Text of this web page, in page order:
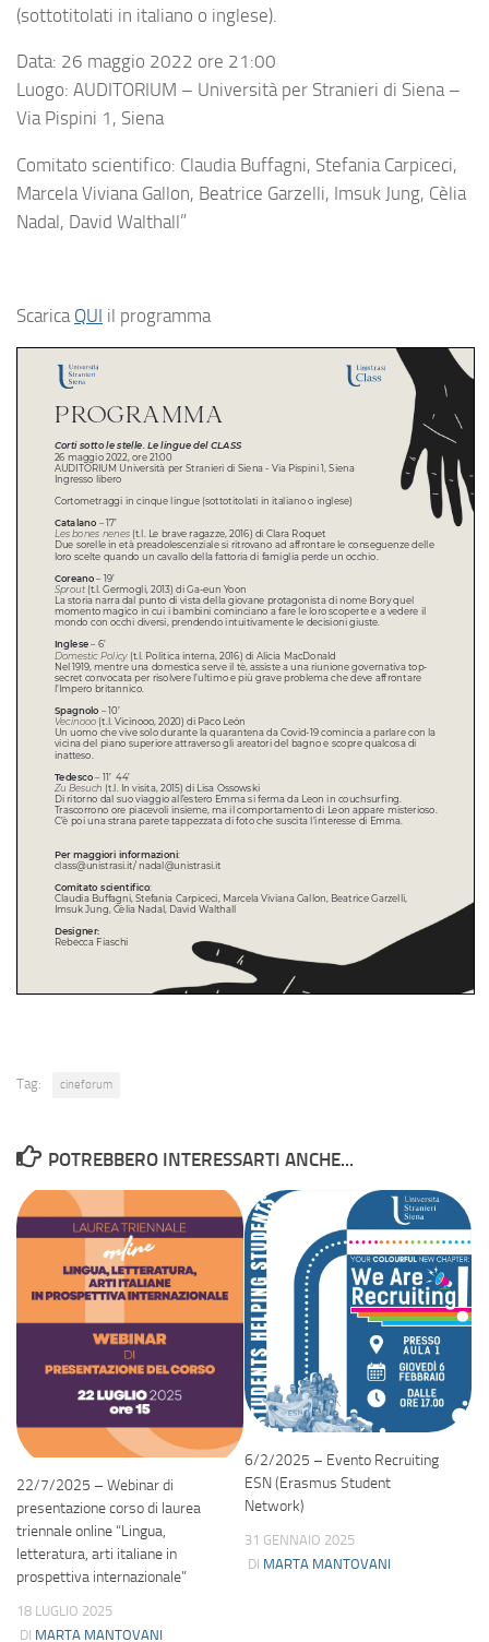
(sottotitolati in italiano o inglese).
Data: 26 maggio 2022 ore 21:00
Luogo: AUDITORIUM – Università per Stranieri di Siena –
Via Pispini 1, Siena
Comitato scientifico: Claudia Buffagni, Stefania Carpiceci,
Marcela Viviana Gallon, Beatrice Garzelli, Imsuk Jung, Cèlia
Nadal, David Walthall”
Scarica QUI il programma
Tag: cineforum
POTREBBERO INTERESSARTI ANCHE...
22/7/2025 – Webinar di
presentazione corso di laurea
triennale online “Lingua,
letteratura, arti italiane in
prospettiva internazionale”
18 LUGLIO 2025
DI MARTA MANTOVANI
6/2/2025 – Evento Recruiting
ESN (Erasmus Student
Network)
31 GENNAIO 2025
DI MARTA MANTOVANI